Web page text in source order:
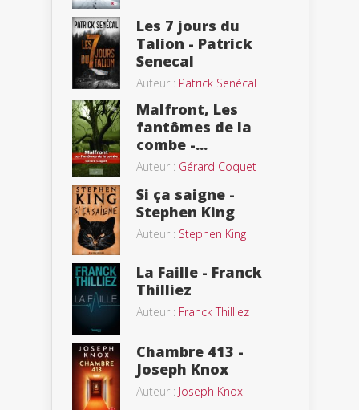
Les 7 jours du
Talion - Patrick
Senecal
Auteur : Patrick Senécal
Malfront, Les
fantômes de la
combe -...
Auteur : Gérard Coquet
Si ça saigne -
Stephen King
Auteur : Stephen King
La Faille - Franck
Thilliez
Auteur : Franck Thilliez
Chambre 413 -
Joseph Knox
Auteur : Joseph Knox